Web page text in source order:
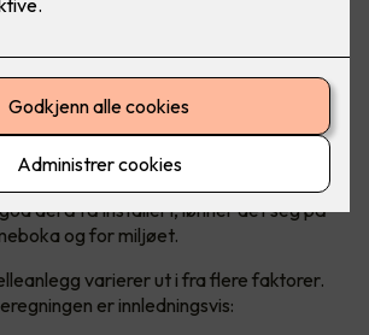
av flere faktorer
men lønnsom investering. Selv om
del å få installert, lønner det seg på
og for miljøet.
varierer ut i fra flere faktorer.
er innledningsvis: